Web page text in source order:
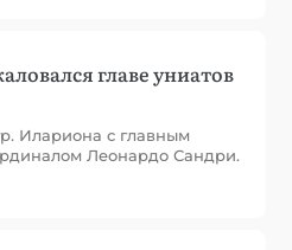
главе униатов
Илариона с главным
Леонардо Сандри.